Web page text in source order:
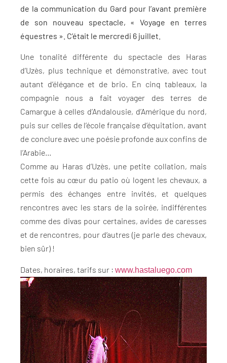
de la communication du Gard pour l’avant première
de son nouveau spectacle, « Voyage en terres
équestres ». C’était le mercredi 6 juillet.
Une tonalité différente du spectacle des Haras
d’Uzès, plus technique et démonstrative, avec tout
autant d’élégance et de brio. En cinq tableaux, la
compagnie nous a fait voyager des terres de
Camargue à celles d’Andalousie, d’Amérique du nord,
puis sur celles de l’école française d’équitation, avant
de conclure avec une poésie profonde aux confins de
l’Arabie…
Comme au Haras d’Uzès, une petite collation, mais
cette fois au cœur du patio où logent les chevaux, a
permis des échanges entre invités, et quelques
rencontres avec les stars de la soirée, indifférentes
comme des divas pour certaines, avides de caresses
et de rencontres, pour d’autres (je parle des chevaux,
bien sûr) !
Dates, horaires, tarifs sur : www.hastaluego.com